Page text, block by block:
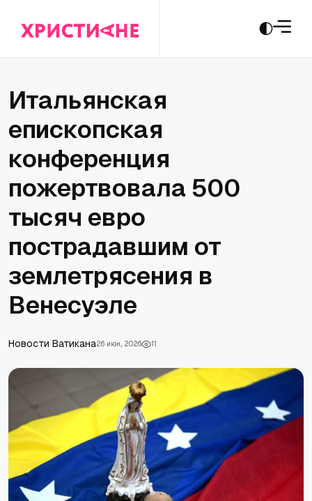
Итальянская
епископская
конференция
пожертвовала 500
тысяч евро
пострадавшим от
землетрясения в
Венесуэле
Новости Ватикана26 июн., 2026 11